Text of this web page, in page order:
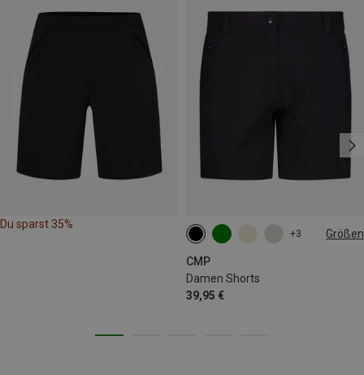
Du sparst 35%
+3 Größen
CMP
Damen Shorts
39,95 €
XXS M
L
XL